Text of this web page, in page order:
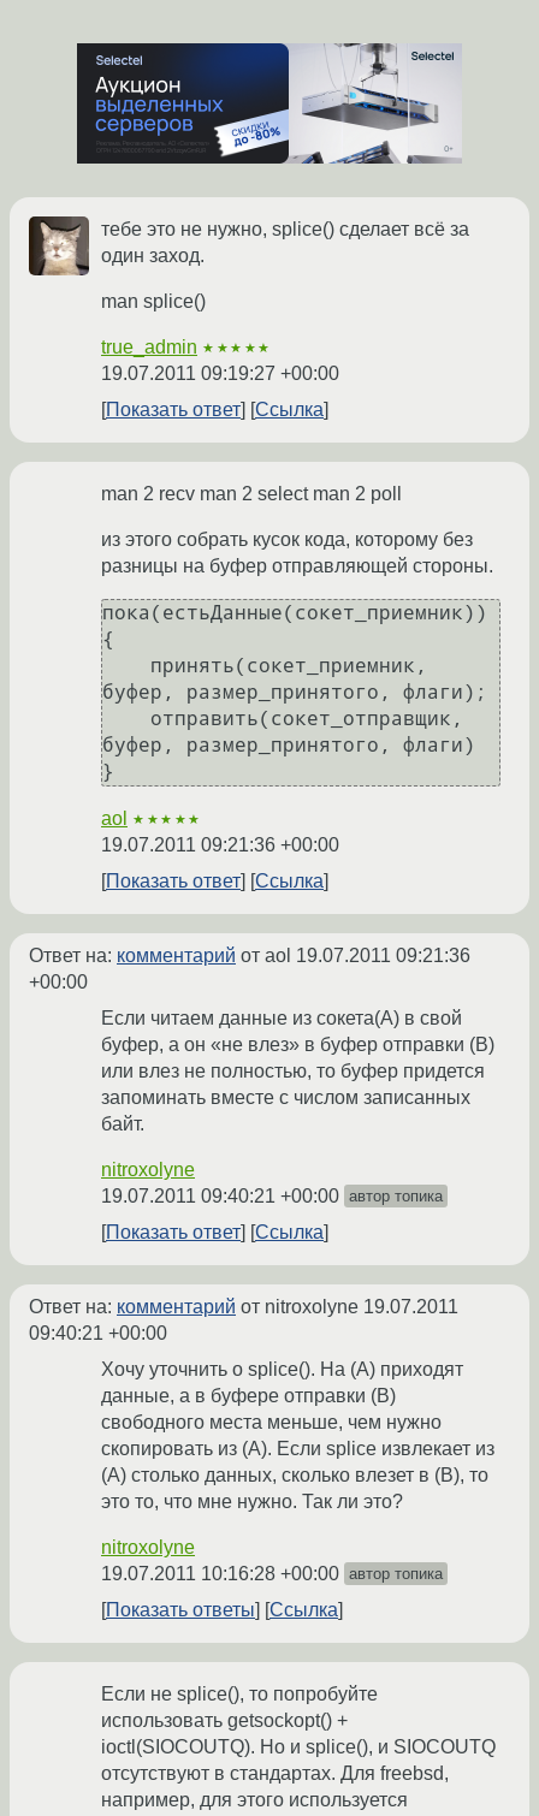
тебе это не нужно, splice() сделает всё за
один заход.
man splice()
true_admin ★★★★★
19.07.2011 09:19:27 +00:00
Показать ответ
Ссылка
man 2 recv man 2 select man 2 poll
из этого собрать кусок кода, которому без
разницы на буфер отправляющей стороны.
пока(естьДанные(сокет_приемник))
{
буфер, размер_принятого, флаги);
буфер, размер_принятого, флаги)
}
aol ★★★★★
19.07.2011 09:21:36 +00:00
Показать ответ
Ссылка
Ответ на: комментарий от aol 19.07.2011 09:21:36
+00:00
Если читаем данные из сокета(А) в свой
буфер, а он «не влез» в буфер отправки (В)
или влез не полностью, то буфер придется
запоминать вместе с числом записанных
байт.
nitroxolyne
19.07.2011 09:40:21 +00:00 автор топика
Показать ответ Ссылка
Ответ на: комментарий от nitroxolyne 19.07.2011
09:40:21 +00:00
Хочу уточнить о splice(). На (А) приходят
данные, а в буфере отправки (В)
свободного места меньше, чем нужно
скопировать из (А). Если splice извлекает из
(А) столько данных, сколько влезет в (В), то
это то, что мне нужно. Так ли это?
nitroxolyne
19.07.2011 10:16:28 +00:00 автор топика
Показать ответы Ссылка
Если не splice(), то попробуйте
использовать getsockopt() +
ioctl(SIOCOUTQ). Но и splice(), и SIOCOUTQ
отсутствуют в стандартах. Для freebsd,
например, для этого используется